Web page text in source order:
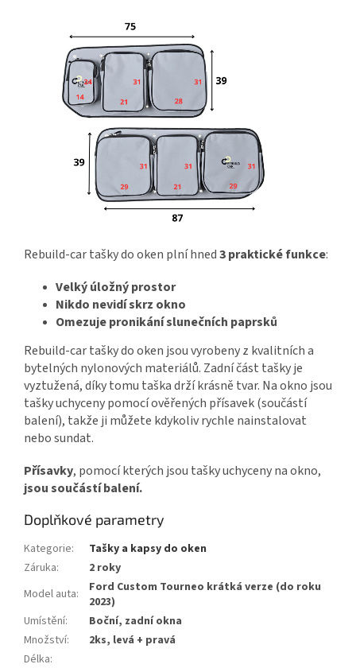
Rebuild-car tašky do oken plní hned3 praktické funkce:
Velký úložný prostor
Nikdo nevidí skrz okno
Omezuje pronikání slunečních paprsků
Rebuild-car tašky do oken jsou vyrobeny z kvalitních a
bytelných nylonových materiálů. Zadní část tašky je
vyztužená, díky tomu taška drží krásně tvar. Na okno jsou
tašky uchyceny pomocí ověřených přísavek (součástí
balení), takže ji můžete kdykoliv rychle nainstalovat
nebo sundat.
Přísavky, pomocí kterých jsou tašky uchyceny na okno,
jsou součástí balení.
Doplňkové parametry
Kategorie:
Tašky a kapsy do oken
Záruka:
2 roky
Model auta:
Ford Custom Tourneo krátká verze (do roku
2023)
Umístění:
Boční, zadní okna
Množství:
2ks, levá + pravá
Délka: